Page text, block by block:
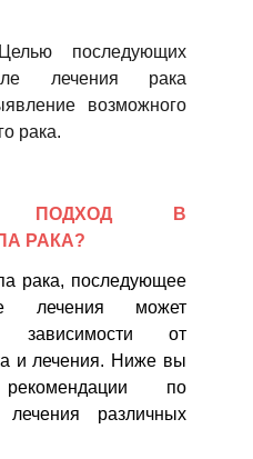
Целью последующих
лечения рака
возможного
рака.
ПОДХОД В
РАКА?
рака, последующее
лечения может
зависимости от
и лечения. Ниже вы
по
различных